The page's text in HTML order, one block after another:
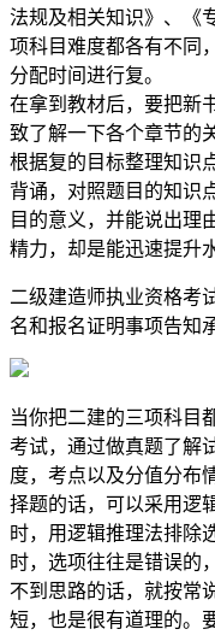
法规及相关知识》、《
项科目难度都各有不同
分配时间进行复。
在拿到教材后，要把新
致了解一下各个章节的
根据复的目标整理知识
背诵，对照题目的知识
目的意义，并能说出理
精力，却是能迅速提升
二级建造师执业资格考
名和报名证明事项告知
当你把二建的三项科目
考试，通过做真题了解
度，考点以及分值分布
择题的话，可以采用逻
时，用逻辑推理法排除
时，选项往往是错误的
不到思路的话，就按常
短，也是很有道理的。